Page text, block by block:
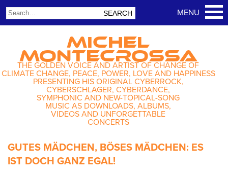
MICHEL
MONTECROSSA
THE GOLDEN VOICE AND ARTIST OF CHANGE OF
CLIMATE CHANGE, PEACE, POWER, LOVE AND HAPPINESS
PRESENTING HIS ORIGINAL CYBERROCK,
CYBERSCHLAGER, CYBERDANCE,
SYMPHONIC AND NEW-TOPICAL-SONG
MUSIC AS DOWNLOADS, ALBUMS,
VIDEOS AND UNFORGETTABLE
CONCERTS
GUTES MÄDCHEN, BÖSES MÄDCHEN: ES
IST DOCH GANZ EGAL!